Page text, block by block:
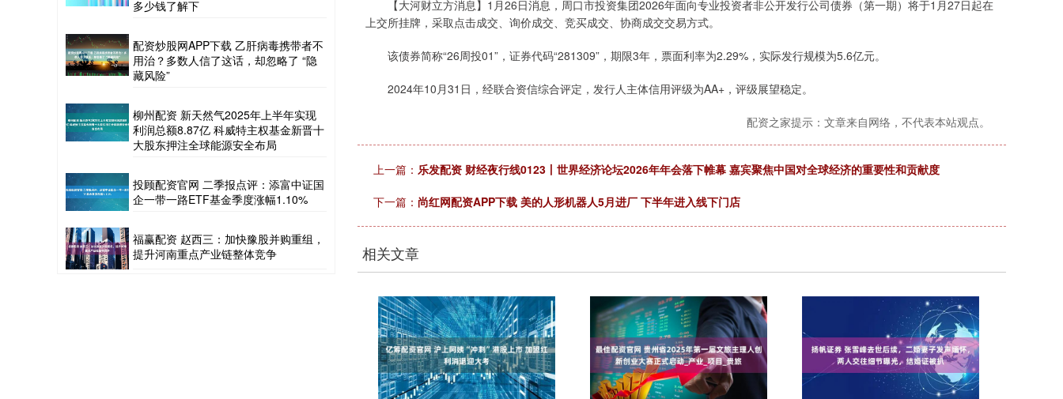
【大河财立方消息】1月26日消息，周口市投资集团2026年面向专业投资者非公开发行公司债券（第一期）将于1月27日起在
上交所挂牌，采取点击成交、询价成交、竞买成交、协商成交交易方式。
该债券简称“26周投01”，证券代码“281309”，期限3年，票面利率为2.29%，实际发行规模为5.6亿元。
2024年10月31日，经联合资信综合评定，发行人主体信用评级为AA+，评级展望稳定。
配资之家提示：文章来自网络，不代表本站观点。
上一篇： 乐发配资 财经夜行线0123丨世界经济论坛2026年年会落下帷幕 嘉宾聚焦中国对全球经济的重要性和贡献度
下一篇： 尚红网配资APP下载 美的人形机器人5月进厂 下半年进入线下门店
相关文章
多少钱了解下
配资炒股网APP下载 乙肝病毒携带者不
用治？多数人信了这话，却忽略了 “隐
藏风险”
柳州配资 新天然气2025年上半年实现
利润总额8.87亿 科威特主权基金新晋十
大股东押注全球能源安全布局
投顾配资官网 二季报点评：添富中证国
企一带一路ETF基金季度涨幅1.10%
福赢配资 赵西三：加快豫股并购重组，
提升河南重点产业链整体竞争